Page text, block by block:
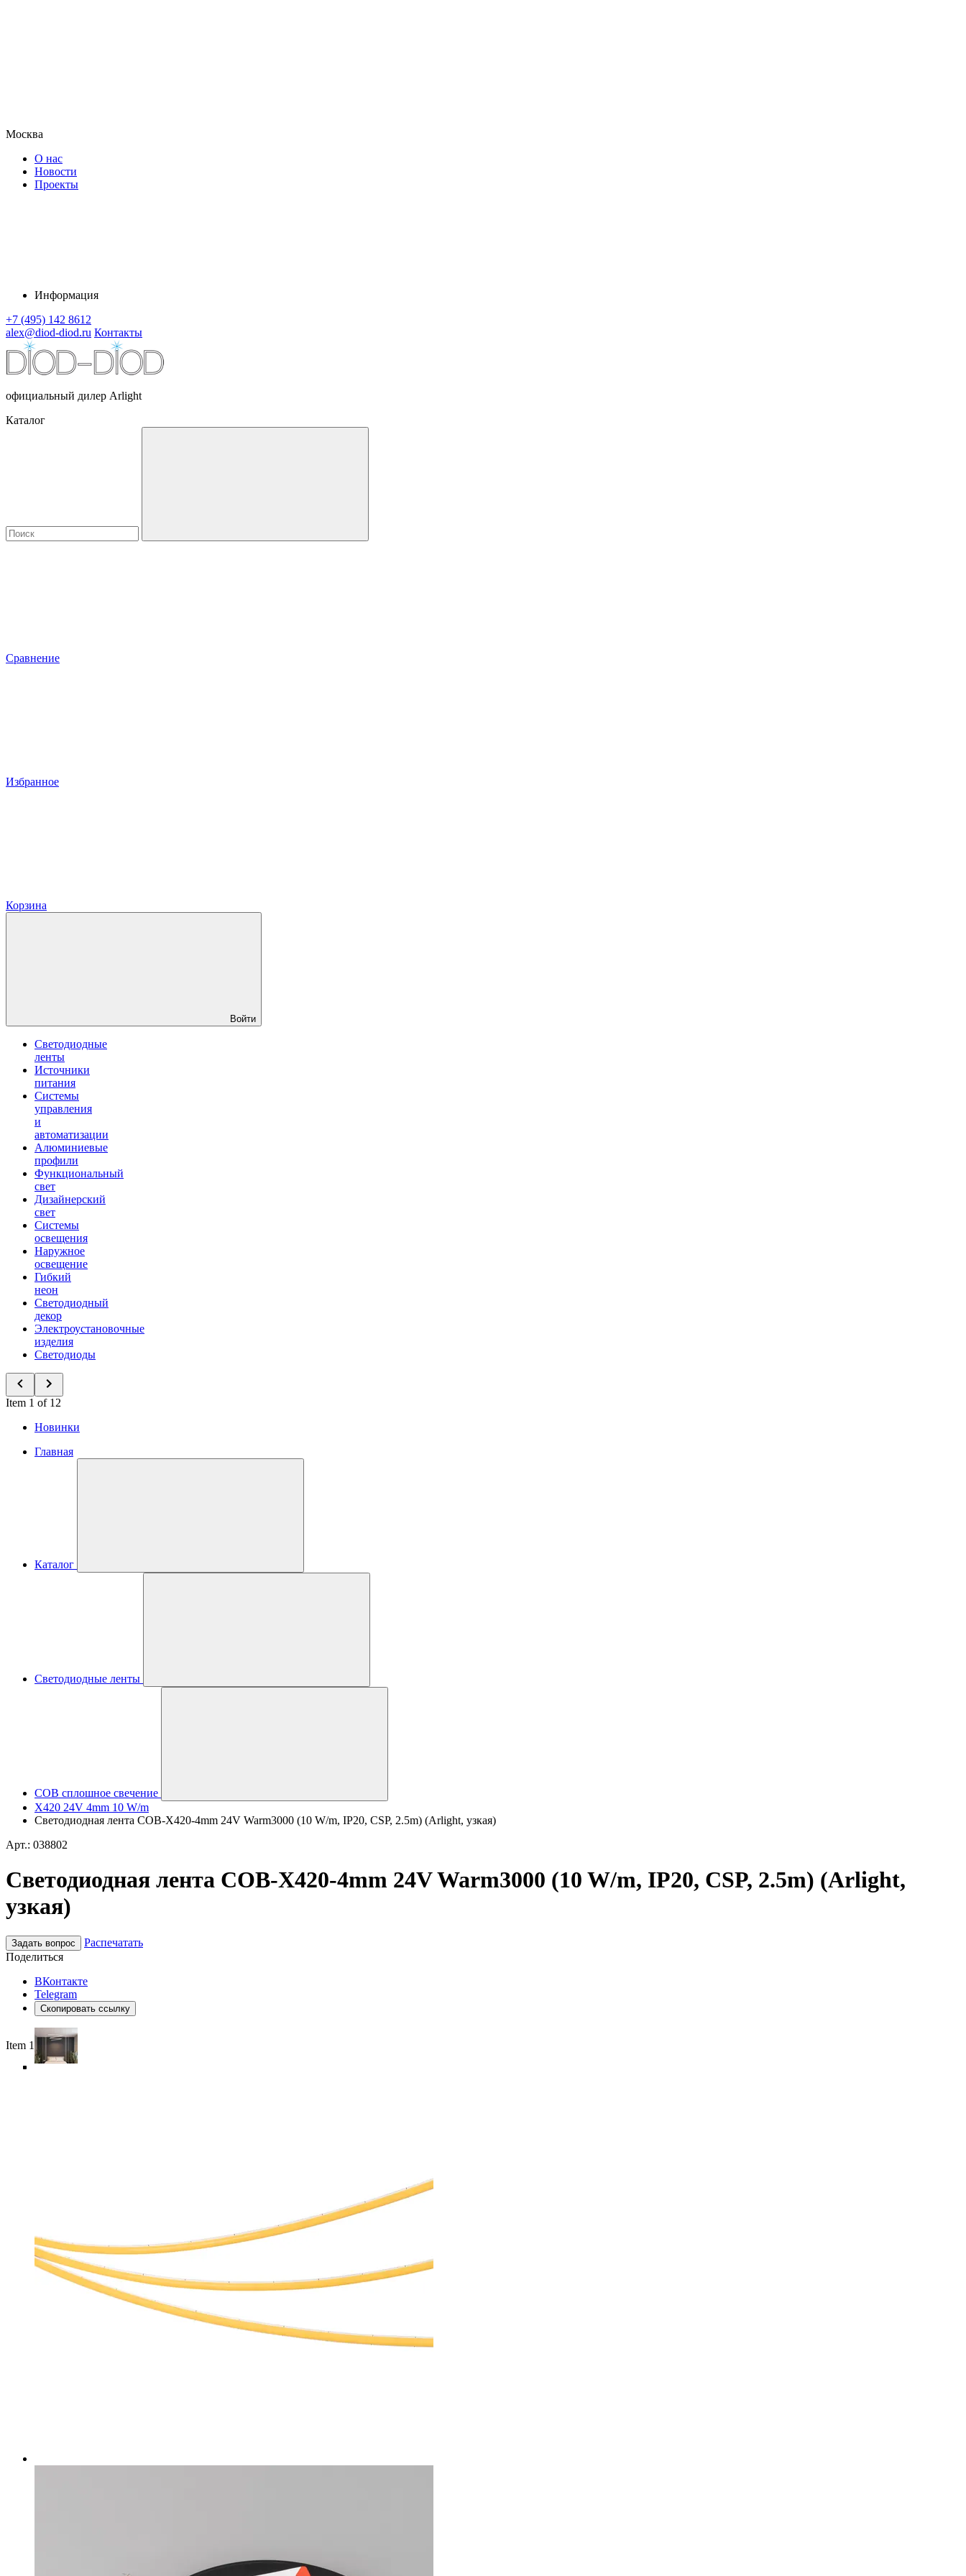
Москва
О нас
Новости
Проекты
Информация
+7 (495) 142 8612
alex@diod-diod.ru Контакты
официальный дилер Arlight
Каталог
Сравнение
Избранное
Корзина
Войти
Светодиодные
ленты
Источники
питания
Системы
управления
и
автоматизации
Алюминиевые
профили
Функциональный
свет
Дизайнерский
свет
Системы
освещения
Наружное
освещение
Гибкий
неон
Светодиодный
декор
Электроустановочные
изделия
Светодиоды
Item 1 of 12
Новинки
Главная
Каталог
Светодиодные ленты
COB сплошное свечение
X420 24V 4mm 10 W/m
Светодиодная лента COB-X420-4mm 24V Warm3000 (10 W/m, IP20, CSP, 2.5m) (Arlight, узкая)
Арт.: 038802
Светодиодная лента COB-X420-4mm 24V Warm3000 (10 W/m, IP20, CSP, 2.5m) (Arlight,
узкая)
Задать вопрос
Распечатать
Поделиться
ВКонтакте
Telegram
Скопировать ссылку
Item 1 of 6